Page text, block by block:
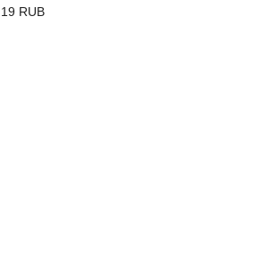
RUB